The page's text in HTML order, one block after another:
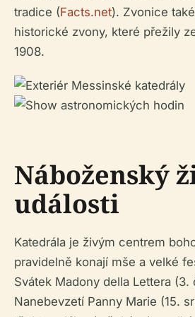
tradice (Facts.net). Zvonice
historické zvony, které přežily
1908.
Náboženský
události
Katedrála je živým centrem
pravidelně konají mše a velké
Svátek Madony della Lettera (3.
Nanebevzetí Panny Marie (15.